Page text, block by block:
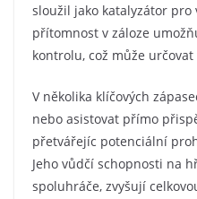
sloužil jako katalyzátor pro
přítomnost v záloze
kontrolu, což může
V několika klíčových
nebo asistovat přímo
přetvářejíc potenciální
Jeho vůdčí schopnosti na
spoluhráče, zvyšují